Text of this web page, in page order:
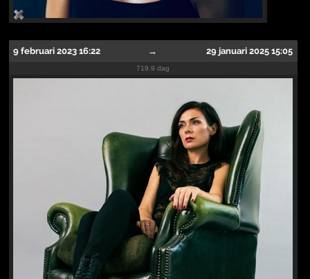
9 februari 2023 16:22 → 29 januari 2025 15:05
719.9 dag